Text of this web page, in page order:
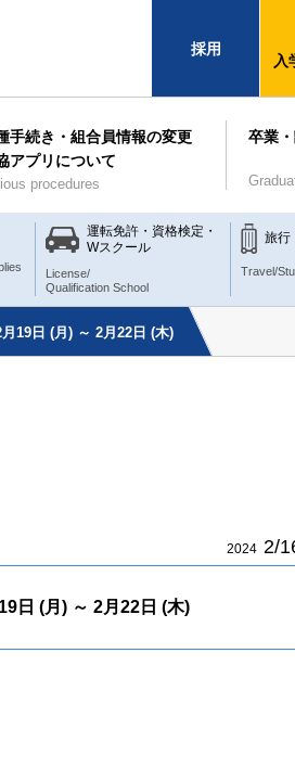
採用
入
手続き・組合員情報の変更
アプリについて
procedures
卒業
運転免許・資格検定・
Wスクール
License/
Qualification School
旅行
Travel/
19日 (月) ～ 2月22日 (木)
2024 2/
日 (月) ～ 2月22日 (木)